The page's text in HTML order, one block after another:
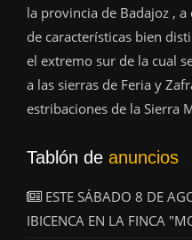
la provincia de Badajoz ,
de características bien
el extremo sur de la cual
a las sierras de Feria y
estribaciones de la Sierra
Tablón de anuncios
ESTE SÁBADO 8 DE
IBICENCA EN LA FINCA